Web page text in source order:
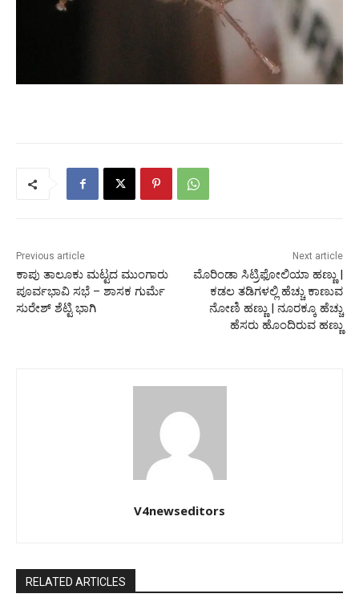
Previous article
ಕಾಪು ತಾಲೂಕು ಮಟ್ಟದ ಮುಂಗಾರು
ಪೂರ್ವಭಾವಿ ಸಭೆ – ಶಾಸಕ ಗುರ್ಮೆ
ಸುರೇಶ್ ಶೆಟ್ಟಿ ಭಾಗಿ
Next article
ಮೊರಿಂಡಾ ಸಿಟ್ರಿಫೋಲಿಯಾ ಹಣ್ಣು |
ಕಡಲ ತಡಿಗಳಲ್ಲಿ ಹೆಚ್ಚು ಕಾಣುವ
ನೋಣಿ ಹಣ್ಣು | ನೂರಕ್ಕೂ ಹೆಚ್ಚು
ಹೆಸರು ಹೊಂದಿರುವ ಹಣ್ಣು
V4newseditors
RELATED ARTICLES